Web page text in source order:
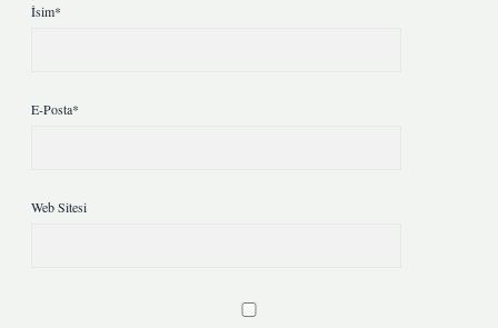
İsim*
E-Posta*
Web Sitesi